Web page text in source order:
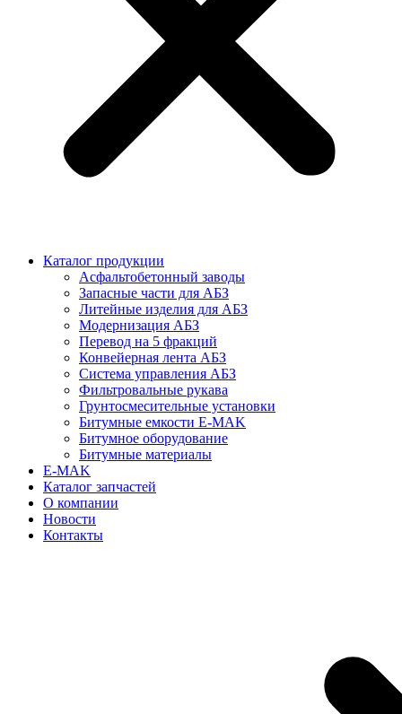
Каталог продукции
Асфальтобетонный заводы
Запасные части для АБЗ
Литейные изделия для АБЗ
Модернизация АБЗ
Перевод на 5 фракций
Конвейерная лента АБЗ
Система управления АБЗ
Фильтровальные рукава
Грунтосмесительные установки
Битумные емкости E-MAK
Битумное оборудование
Битумные материалы
E-MAK
Каталог запчастей
О компании
Новости
Контакты